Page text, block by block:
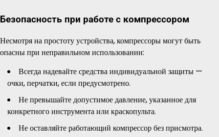
Безопасность при работе с компрессором
Несмотря на простоту устройства, компрессоры могут быть
опасны при неправильном использовании:
Всегда надевайте средства индивидуальной защиты —
очки, перчатки, если предусмотрено.
Не превышайте допустимое давление, указанное для
конкретного инструмента или краскопульта.
Не оставляйте работающий компрессор без присмотра.